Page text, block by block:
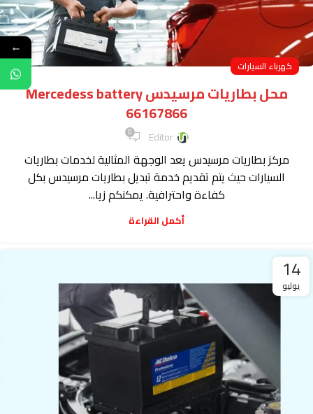
كهرباء السيارات
محل بطاريات مرسيدس Mercedess battery
66167866
Editor
0
مركز بطاريات مرسيدس يعد الوجهة المثالية لخدمات بطاريات
السيارات حيث يتم تقديم خدمة تبديل بطاريات مرسيدس بكل
كفاءة واحترافية. يمكنكم زيا...
أكمل القراءة
14
يوليو
←